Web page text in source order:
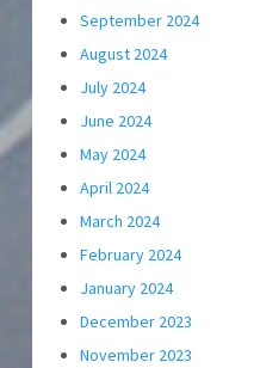
September 2024
August 2024
July 2024
June 2024
May 2024
April 2024
March 2024
February 2024
January 2024
December 2023
November 2023